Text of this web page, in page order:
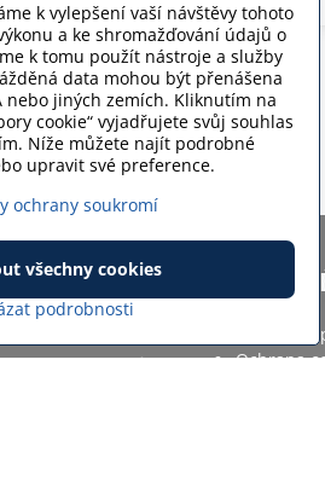
79342 Janovice,
Ochrana
k vylepšení vaší návštěvy tohoto
a ke shromažďování údajů o
k tomu použít nástroje a služby
data mohou být přenášena
nebo jiných zemích. Kliknutím na
cookie“ vyjadřujete svůj souhlas
Níže můžete najít podrobné
upravit své preference.
ochrany soukromí
podrobnosti
všechny cookies